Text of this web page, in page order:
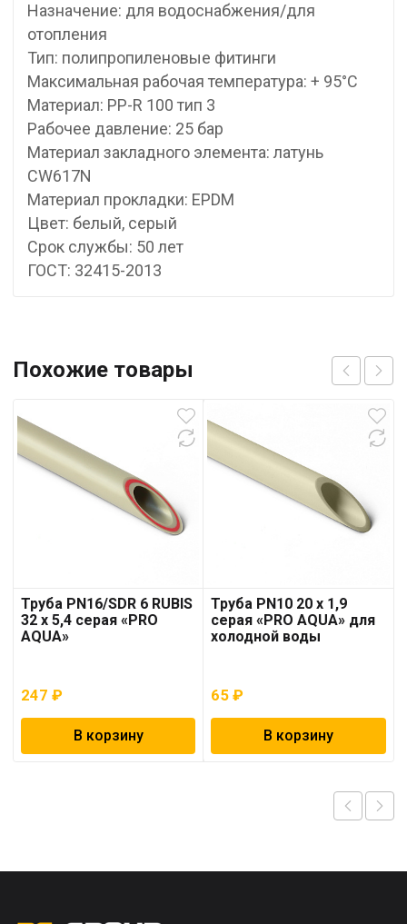
Назначение: для водоснабжения/для
отопления
Тип: полипропиленовые фитинги
Максимальная рабочая температура: + 95°С
Материал: PP-R 100 тип 3
Рабочее давление: 25 бар
Материал закладного элемента: латунь
CW617N
Материал прокладки: EPDM
Цвет: белый, серый
Срок службы: 50 лет
ГОСТ: 32415-2013
Похожие товары
Труба PN16/SDR 6 RUBIS
32 x 5,4 серая «PRO
AQUA»
247 ₽
В корзину
Труба PN10 20 x 1,9
серая «PRO AQUA» для
холодной воды
65₽
В корзину